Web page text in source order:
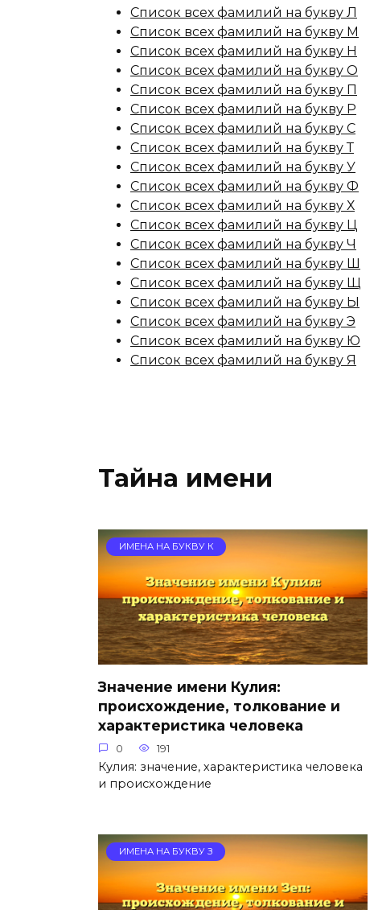
Список всех фамилий на букву Л
Список всех фамилий на букву М
Список всех фамилий на букву Н
Список всех фамилий на букву О
Список всех фамилий на букву П
Список всех фамилий на букву Р
Список всех фамилий на букву С
Список всех фамилий на букву Т
Список всех фамилий на букву У
Список всех фамилий на букву Ф
Список всех фамилий на букву Х
Список всех фамилий на букву Ц
Список всех фамилий на букву Ч
Список всех фамилий на букву Ш
Список всех фамилий на букву Щ
Список всех фамилий на букву Ы
Список всех фамилий на букву Э
Список всех фамилий на букву Ю
Список всех фамилий на букву Я
Тайна имени
ИМЕНА НА БУКВУ К
Значение имени Кулия:
происхождение, толкование и
характеристика человека
0 191
Кулия: значение, характеристика человека
и происхождение
ИМЕНА НА БУКВУ З